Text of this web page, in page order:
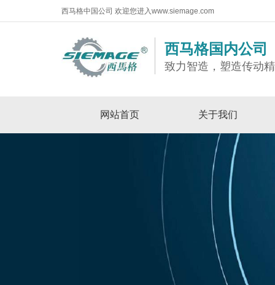
西马格中国公司 欢迎您进入www.siemage.com
西马格国内公司
致力智造，塑造传动
网站首页 关于我们